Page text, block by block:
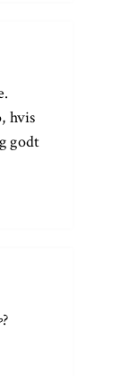
hvis
godt